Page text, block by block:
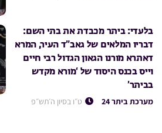
בלעדי: ביתר מכבדת את בתי השם:
דבריו המלאים של גאב”ד העיר, המרא
דאתרא מורנו הגאון הגדול רבי חיים
וייס בכנס היסוד של ‘מורא מקדש
בביתר’
מערכת ביתר 24 ט״ו בסיון ה׳תש״פ